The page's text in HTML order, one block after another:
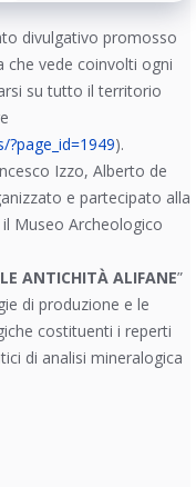
divulgativo promosso
che vede coinvolti ogni
su tutto il territorio
).
Izzo, Alberto de
e partecipato alla
Museo Archeologico
ANTICHITÀ ALIFANE”
di produzione e le
costituenti i reperti
di analisi mineralogica